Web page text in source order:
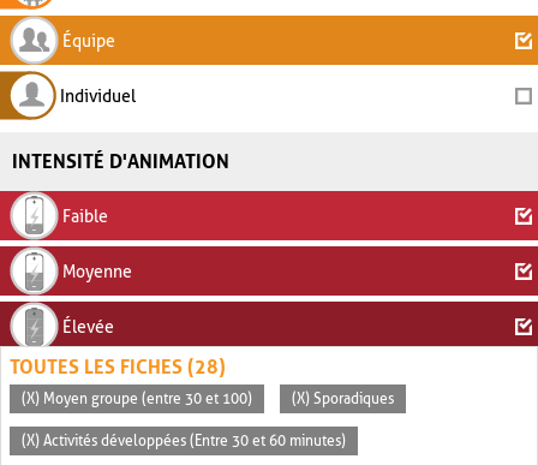
Équipe
Individuel
INTENSITÉ D'ANIMATION
Faible
Moyenne
Élevée
TOUTES LES FICHES (28)
(X) Moyen groupe (entre 30 et 100) (X) Sporadiques
(X) Activités développées (Entre 30 et 60 minutes)